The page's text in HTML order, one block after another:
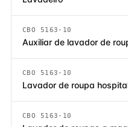
CBO 5163-10
Auxiliar de lavador de
CBO 5163-10
Lavador de roupa
CBO 5163-10